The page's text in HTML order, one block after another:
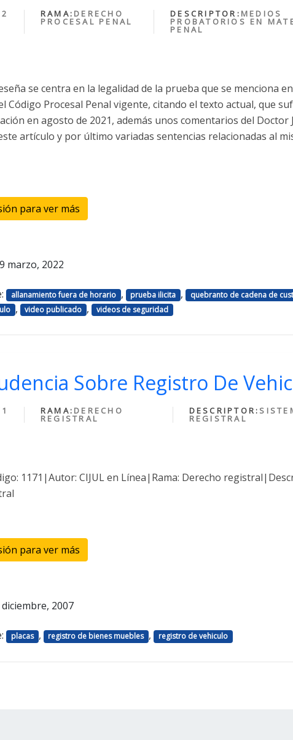
RAMA: DERECHO
PROCESAL PENAL
DESCRIPTOR: MEDIOS
PROBATORIOS EN
PENAL
se centra en la legalidad de la prueba que se menciona
Código Procesal Penal vigente, citando el texto actual, que
en agosto de 2021, además unos comentarios del Doctor
artículo y por último variadas sentencias relacionadas al
para ver más
marzo, 2022
allanamiento fuera de horario , prueba ilicita , quebranto de cadena de
, video publicado , videos de seguridad
Sobre Registro De
RAMA: DERECHO
REGISTRAL
DESCRIPTOR:
REGISTRAL
1171|Autor: CIJUL en Línea|Rama: Derecho
para ver más
diciembre, 2007
placas , registro de bienes muebles , registro de vehiculo